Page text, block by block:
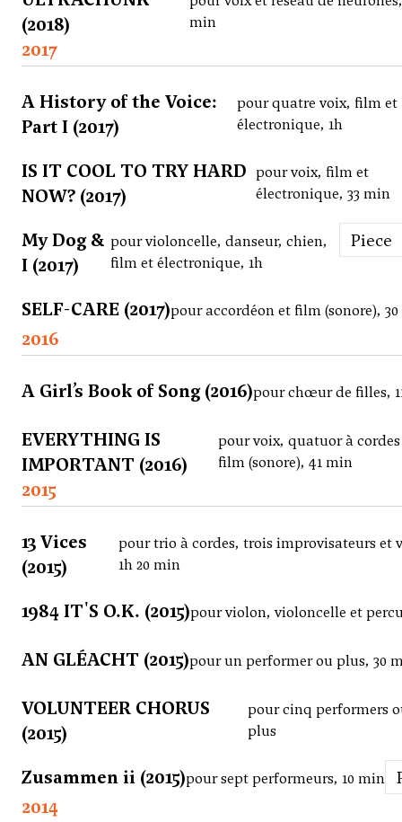
(2018)
min
2017
A History of the Voice:
Part I (2017)
pour quatre voix, film et
électronique, 1h
IS IT COOL TO TRY HARD
NOW? (2017)
pour voix, film et
électronique, 33 min
My Dog &
I (2017)
pour violoncelle, danseur, chien,
film et électronique, 1h
Piece
SELF-CARE (2017)pour accordéon et film (sonore),
2016
A Girl’s Book of Song (2016)pour chœur de filles,
EVERYTHING IS
IMPORTANT (2016)
pour voix, quatuor à
film (sonore), 41 min
2015
13 Vices
(2015)
pour trio à cordes, trois improvisateurs et
1h 20 min
1984 IT'S O.K. (2015)pour violon, violoncelle et
AN GLÉACHT (2015)pour un performer ou plus, 30
VOLUNTEER CHORUS
(2015)
pour cinq performers
plus
Zusammen ii (2015)pour sept performeurs, 10 min
2014